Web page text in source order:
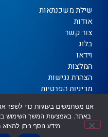
שילת משכנתאות
אודות
צור קשר
בלוג
וידאו
המלצות
הצהרת נגישות
מדיניות הפרטיות
אנו משתמשים בעוגיות כדי לשפר
באתר. באמצעות המשך השימוש
מידע נוסף ניתן למצוא